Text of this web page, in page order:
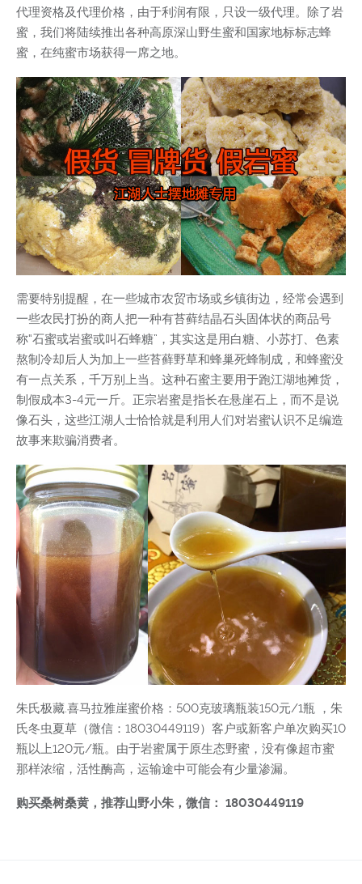
代理资格及代理价格，由于利润有限，只设一级代理。除了岩
蜜，我们将陆续推出各种高原深山野生蜜和国家地标标志蜂
蜜，在纯蜜市场获得一席之地。
需要特别提醒，在一些城市农贸市场或乡镇街边，经常会遇到
一些农民打扮的商人把一种有苔藓结晶石头固体状的商品号
称“石蜜或岩蜜或叫石蜂糖”，其实这是用白糖、小苏打、色素
熬制冷却后人为加上一些苔藓野草和蜂巢死蜂制成，和蜂蜜没
有一点关系，千万别上当。这种石蜜主要用于跑江湖地摊货，
制假成本3-4元一斤。正宗岩蜜是指长在悬崖石上，而不是说
像石头，这些江湖人士恰恰就是利用人们对岩蜜认识不足编造
故事来欺骗消费者。
朱氏极藏.喜马拉雅崖蜜价格：500克玻璃瓶装150元/1瓶 ，朱
氏冬虫夏草（微信：18030449119）客户或新客户单次购买10
瓶以上120元/瓶。由于岩蜜属于原生态野蜜，没有像超市蜜
那样浓缩，活性酶高，运输途中可能会有少量渗漏。
购买桑树桑黄，推荐山野小朱，微信： 18030449119